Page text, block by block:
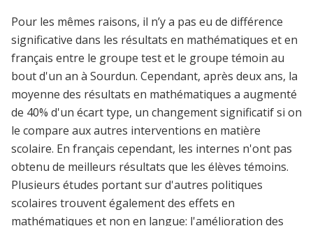
Pour les mêmes raisons, il n’y a pas eu de différence
significative dans les résultats en mathématiques et en
français entre le groupe test et le groupe témoin au
bout d'un an à Sourdun. Cependant, après deux ans, la
moyenne des résultats en mathématiques a augmenté
de 40% d'un écart type, un changement significatif si on
le compare aux autres interventions en matière
scolaire. En français cependant, les internes n'ont pas
obtenu de meilleurs résultats que les élèves témoins.
Plusieurs études portant sur d'autres politiques
scolaires trouvent également des effets en
mathématiques et non en langue: l'amélioration des